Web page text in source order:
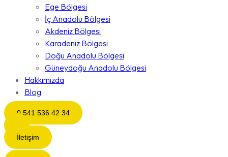
Ege Bölgesi
İç Anadolu Bölgesi
Akdeniz Bölgesi
Karadeniz Bölgesi
Doğu Anadolu Bölgesi
Güneydoğu Anadolu Bölgesi
Hakkımızda
Blog
0 541 536 42 34
İletişim